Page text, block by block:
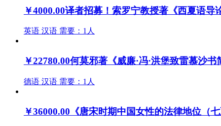
￥4000.00译者招募！索罗宁教授著《西夏语导
英语 汉语 需要：1人
￥22780.00何莫邪著《威廉·冯·洪堡致雷慕沙
德语 汉语 需要：1人
￥36000.00 《唐宋时期中国女性的法律地位（